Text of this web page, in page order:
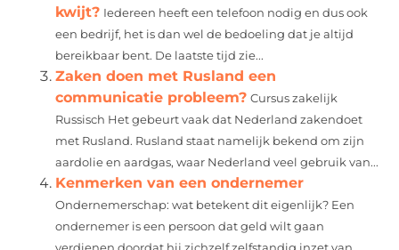
kwijt? Iedereen heeft een telefoon nodig en dus ook
een bedrijf, het is dan wel de bedoeling dat je altijd
bereikbaar bent. De laatste tijd zie...
Zaken doen met Rusland een
communicatie probleem? Cursus zakelijk
Russisch Het gebeurt vaak dat Nederland zakendoet
met Rusland. Rusland staat namelijk bekend om zijn
aardolie en aardgas, waar Nederland veel gebruik van...
Kenmerken van een ondernemer
Ondernemerschap: wat betekent dit eigenlijk? Een
ondernemer is een persoon dat geld wilt gaan